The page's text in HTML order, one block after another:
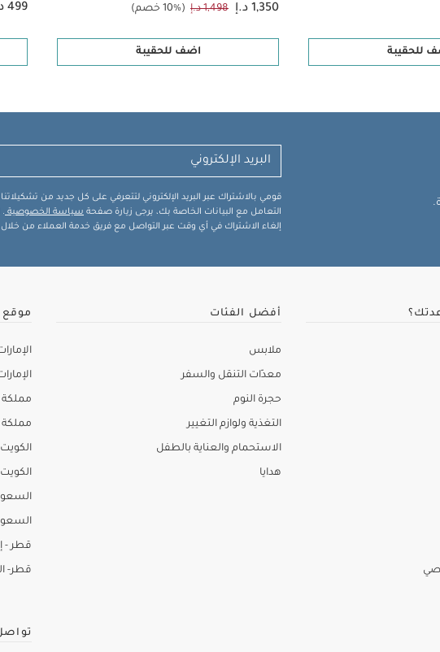
للحقيبة
1,350 د.إ
1,498 د.إ (10% خصم)
اضف للحقيبة
499 د.إ
قومي بالاشتراك عبر البريد الإلكتروني لتتعرفي على كل جديد من
التعامل مع البيانات الخاصة بك، يرجى زيارة صفحة سياسة الخصوصية .
إلغاء الاشتراك في أي وقت عبر التواصل مع فريق خدمة العملاء من خلال
أفضل الفئات
ملابس
معدّات التنقل والسفر
حجرة النوم
التغذية ولوازم التغيير
الاستحمام والعناية بالطفل
هدايا
موقع
مملكة
مملكة
الكويت
قطر -
قطر-